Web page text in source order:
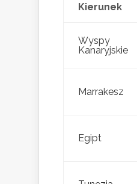
Kierunek
Wyspy
Kanaryjskie
Marrakesz
Egipt